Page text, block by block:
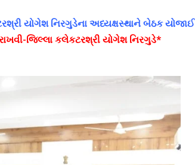
યોગેશ નિરગુડેના અધ્યક્ષસ્થાને બેઠક યોજાઈ
જિલ્લા કલેકટરશ્રી યોગેશ નિરગુડે*